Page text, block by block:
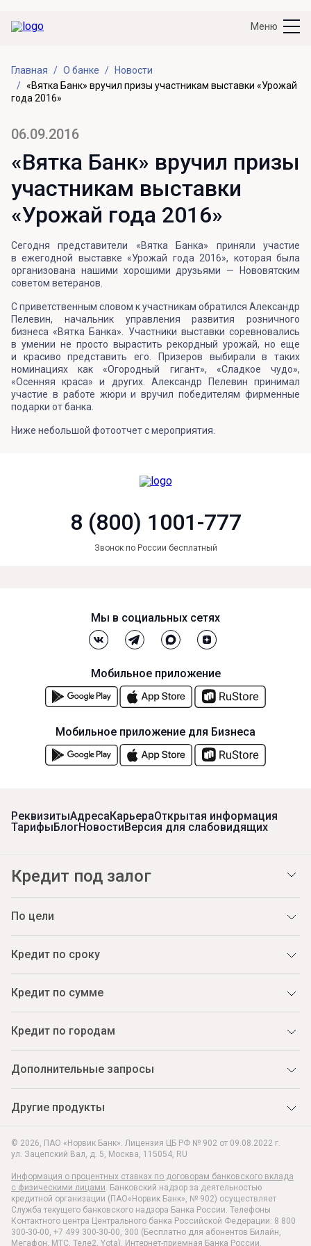
Меню
Главная О банке
Новости
«Вятка Банк» вручил призы участникам выставки «Урожай
года 2016»
06.09.2016
«Вятка Банк» вручил призы
участникам выставки
«Урожай года 2016»
Сегодня представители «Вятка Банка» приняли участие
в ежегодной выставке «Урожай года 2016», которая была
организована нашими хорошими друзьями — Нововятским
советом ветеранов.
С приветственным словом к участникам обратился Александр
Пелевин, начальник управления развития розничного
бизнеса «Вятка Банка». Участники выставки соревновались
в умении не просто вырастить рекордный урожай, но еще
и красиво представить его. Призеров выбирали в таких
номинациях как «Огородный гигант», «Сладкое чудо»,
«Осенняя краса» и других. Александр Пелевин принимал
участие в работе жюри и вручил победителям фирменные
подарки от банка.
Ниже небольшой фотоотчет с мероприятия.
8 (800) 1001-777
Звонок по России бесплатный
© 2026, ПАО «Норвик Банк». Лицензия ЦБ РФ № 902 от 09.08.2022 г.
ул. Зацепский Вал, д. 5, Москва, 115054, RU
Информация о процентных ставках по договорам банковского вклада
с физическими лицами. Банковский надзор за деятельностью
кредитной организации (ПАО«Норвик Банк», № 902) осуществляет
Служба текущего банковского надзора Банка России. Телефоны
Контактного центра Центрального банка Российской Федерации: 8 800
300-30-00, +7 499 300-30-00, 300 (Бесплатно для абонентов Билайн,
Мегафон, МТС, Теле2, Yota). Интернет-приемная Банка России.
РеквизитыАдресаКарьераОткрытая информация
ТарифыБлогНовостиВерсия для слабовидящих
Кредит под залог
По цели
Кредит по сроку
Кредит по сумме
Кредит по городам
Дополнительные запросы
Другие продукты
Мы в социальных сетях
Мобильное приложение
Мобильное приложение для Бизнеса